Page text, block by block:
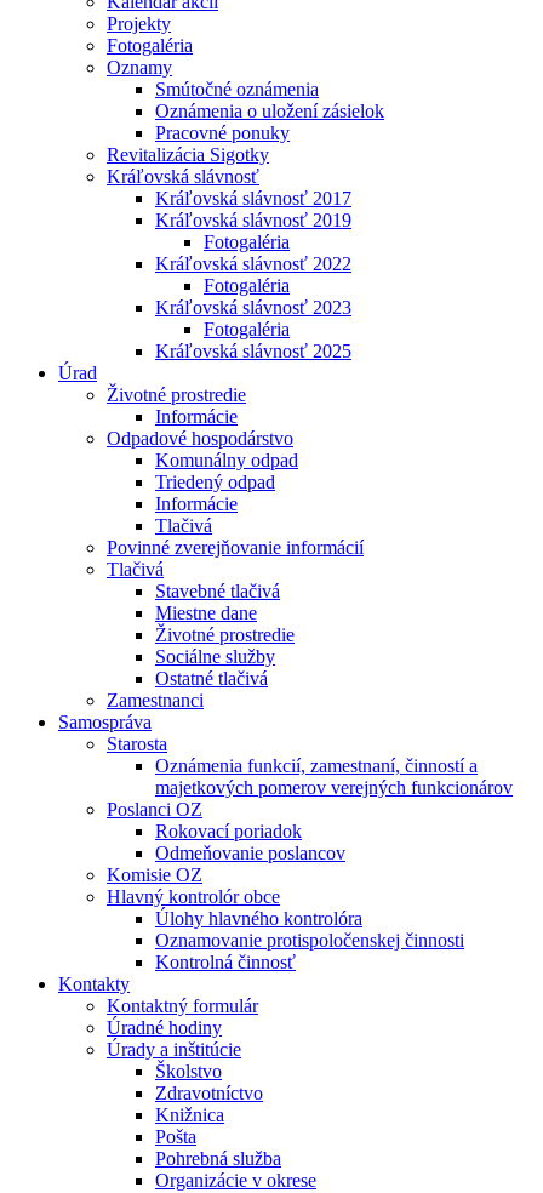
Projekty
Fotogaléria
Oznamy
Smútočné oznámenia
Oznámenia o uložení zásielok
Pracovné ponuky
Revitalizácia Sigotky
Kráľovská slávnosť
Kráľovská slávnosť 2017
Kráľovská slávnosť 2019
Fotogaléria
Kráľovská slávnosť 2022
Fotogaléria
Kráľovská slávnosť 2023
Fotogaléria
Kráľovská slávnosť 2025
Úrad
Životné prostredie
Informácie
Odpadové hospodárstvo
Komunálny odpad
Triedený odpad
Informácie
Tlačivá
Povinné zverejňovanie informácií
Tlačivá
Stavebné tlačivá
Miestne dane
Životné prostredie
Sociálne služby
Ostatné tlačivá
Zamestnanci
Samospráva
Starosta
Oznámenia funkcií, zamestnaní, činností a
majetkových pomerov verejných funkcionárov
Poslanci OZ
Rokovací poriadok
Odmeňovanie poslancov
Komisie OZ
Hlavný kontrolór obce
Úlohy hlavného kontrolóra
Oznamovanie protispoločenskej činnosti
Kontrolná činnosť
Kontakty
Kontaktný formulár
Úradné hodiny
Úrady a inštitúcie
Školstvo
Zdravotníctvo
Knižnica
Pošta
Pohrebná služba
Organizácie v okrese